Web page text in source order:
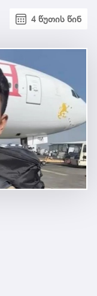
4 წუთის წინ